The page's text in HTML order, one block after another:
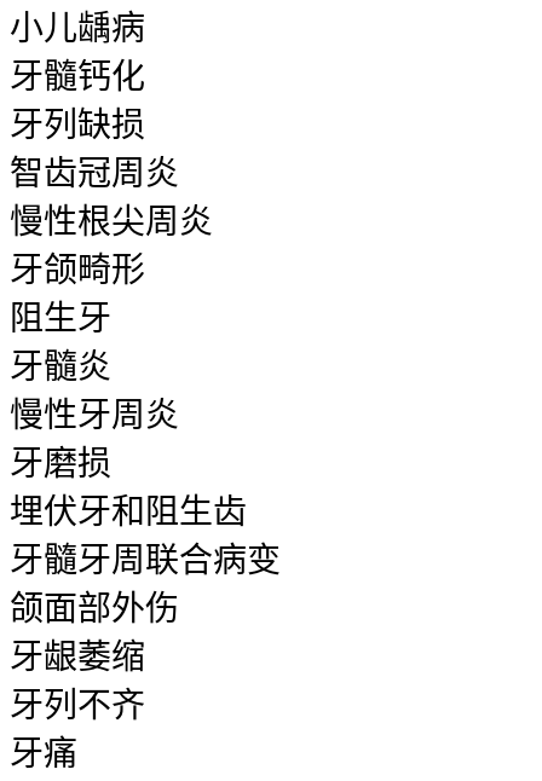
小儿龋病
牙髓钙化
牙列缺损
智齿冠周炎
慢性根尖周炎
牙颌畸形
阻生牙
牙髓炎
慢性牙周炎
牙磨损
埋伏牙和阻生齿
牙髓牙周联合病变
颌面部外伤
牙龈萎缩
牙列不齐
牙痛